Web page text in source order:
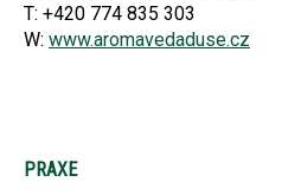
T: +420 774 835 303
W: www.aromavedaduse.cz
PRAXE